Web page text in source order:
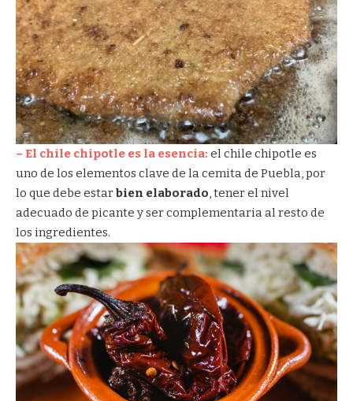
– El chile chipotle es la esencia: el chile chipotle es
uno de los elementos clave de la cemita de Puebla, por
lo que debe estarbien elaborado, tener el nivel
adecuado de picante y ser complementaria al resto de
los ingredientes.